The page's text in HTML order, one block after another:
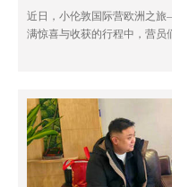
近日，小伦敦国际营欧洲之
满惊喜与收获的行程中，营员